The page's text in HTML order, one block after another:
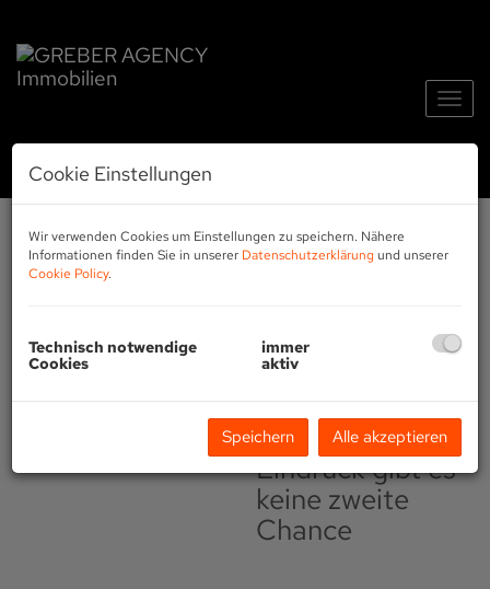
GREBER
HOME
Greber-Agency -
HOMESTAGING
- für den ersten
Eindruck gibt es
keine zweite
Chance
Cookie Einstellungen
Wir verwenden Cookies um Einstellungen zu speichern. Nähere
Informationen finden Sie in unserer Datenschutzerklärung und unserer
Cookie Policy.
Technisch notwendige
Cookies
immer
aktiv
Speichern Alle akzeptieren